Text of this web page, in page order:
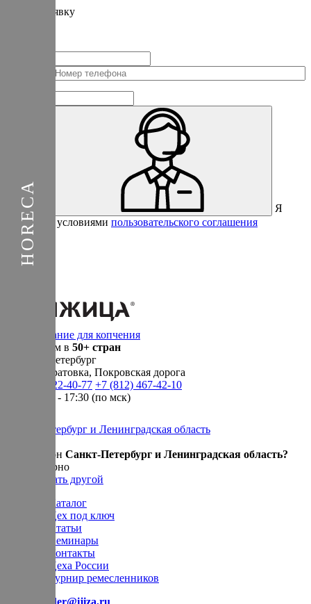
заявку
Соединенные
Отправить
Я
согласен с условиями пользовательского соглашения
Санкт-Петербург и Ленинградская область
Ваш регион Санкт-Петербург и Ленинградская область?
Да, все верно
Нет, выбрать другой
Оборудование для копчения
Доставляем в 50+ стран
Санкт-Петербург
п. Новосаратовка, Покровская дорога
+7 (905) 222-40-77 +7 (812) 467-42-10
пн-пт 9:00 - 17:30 (по мск)
Каталог
Цех под ключ
Статьи
Семинары
Контакты
Цеха России
Турнир ремесленников
order@ijiza.ru